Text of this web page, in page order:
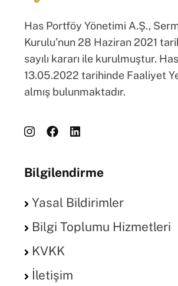
Has Portföy Yönetimi A.Ş.,
Kurulu’nun 28 Haziran 2021
sayılı kararı ile kurulmuştur.
13.05.2022 tarihinde Faaliyet
almış bulunmaktadır.
Bilgilendirme
Yasal Bildirimler
Bilgi Toplumu Hizmetleri
KVKK
İletişim